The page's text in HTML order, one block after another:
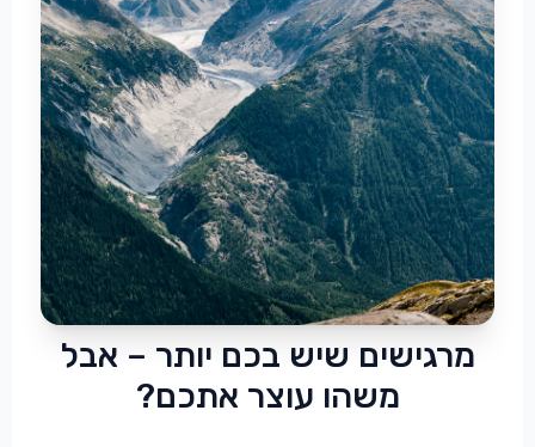
מרגישים שיש בכם יותר – אבל
משהו עוצר אתכם?